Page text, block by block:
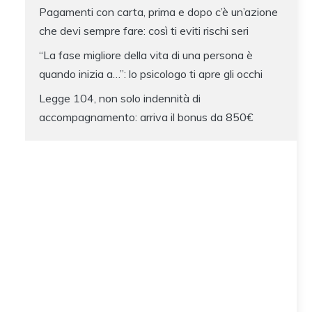
Pagamenti con carta, prima e dopo c’è un’azione
che devi sempre fare: così ti eviti rischi seri
“La fase migliore della vita di una persona è
quando inizia a…”: lo psicologo ti apre gli occhi
Legge 104, non solo indennità di
accompagnamento: arriva il bonus da 850€